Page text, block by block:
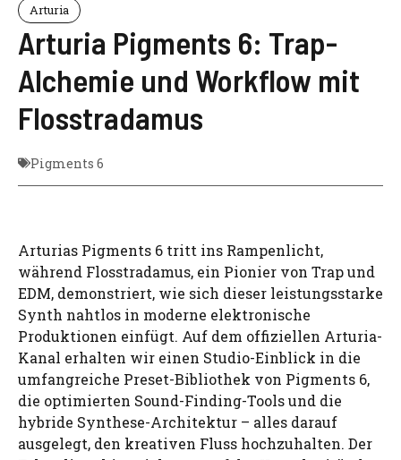
Arturia
Arturia Pigments 6: Trap-
Alchemie und Workflow mit
Flosstradamus
Pigments 6
Arturias Pigments 6 tritt ins Rampenlicht,
während Flosstradamus, ein Pionier von Trap und
EDM, demonstriert, wie sich dieser leistungsstarke
Synth nahtlos in moderne elektronische
Produktionen einfügt. Auf dem offiziellen Arturia-
Kanal erhalten wir einen Studio-Einblick in die
umfangreiche Preset-Bibliothek von Pigments 6,
die optimierten Sound-Finding-Tools und die
hybride Synthese-Architektur – alles darauf
ausgelegt, den kreativen Fluss hochzuhalten. Der